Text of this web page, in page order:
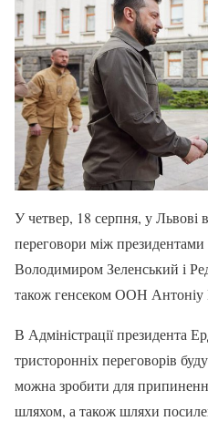
У четвер, 18 серпня, у Львові
переговори між
Володимиром Зеленський і
також генсеком ООН Антоніу
В Адміністрації президента
тристоронніх переговорів
можна зробити для
шляхом, а також шляхи